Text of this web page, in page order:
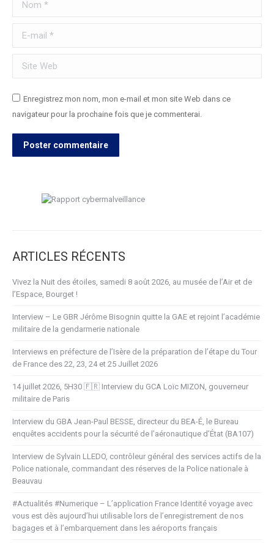
E-mail *
Site Web
Enregistrez mon nom, mon e-mail et mon site Web dans ce
navigateur pour la prochaine fois que je commenterai.
Poster commentaire
ARTICLES RÉCENTS
Vivez la Nuit des étoiles, samedi 8 août 2026, au musée de l’Air et de
l’Espace, Bourget !
Interview – Le GBR Jérôme Bisognin quitte la GAE et rejoint l’académie
militaire de la gendarmerie nationale
Interviews en préfecture de l’Isère de la préparation de l’étape du Tour
de France des 22, 23, 24 et 25 Juillet 2026
14 juillet 2026, 5H30 🇫🇷 Interview du GCA Loïc MIZON, gouverneur
militaire de Paris
Interview du GBA Jean-Paul BESSE, directeur du BEA-É, le Bureau
enquêtes accidents pour la sécurité de l’aéronautique d’État (BA107)
Interview de Sylvain LLEDO, contrôleur général des services actifs de la
Police nationale, commandant des réserves de la Police nationale à
Beauvau
#Actualités #Numerique – L’application France Identité voyage avec
vous est dès aujourd’hui utilisable lors de l’enregistrement de nos
bagages et à l’embarquement dans les aéroports français